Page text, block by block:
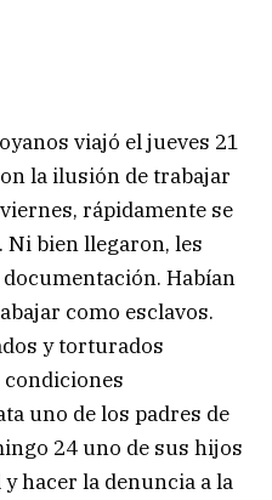
viajó el jueves 21
la ilusión de trabajar
rápidamente se
Ni bien llegaron, les
Habían
como esclavos.
y torturados
uno de los padres de
24 uno de sus hijos
hacer la denuncia a la